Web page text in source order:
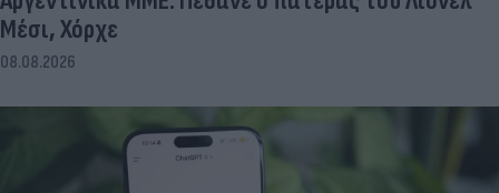
Μέσι, Χόρχε
08.08.2026